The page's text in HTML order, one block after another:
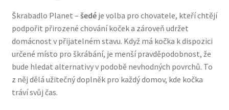
N&D Farmina pro psy — Italské holistic krmivo
Oblečky pro psy
Pamlsky pro psy
Pelíšky pro psy
Škrabadlo Planet – šedéje volba pro chovatele, kteří chtějí
podpořit přirozené chování koček a zároveň udržet
domácnost v přijatelném stavu. Když má kočka k dispozici
určené místo pro škrábání, je menší pravděpodobnost, že
bude hledat alternativy v podobě nevhodných povrchů. To
z něj dělá užitečný doplněk pro každý domov, kde kočka
tráví svůj čas.